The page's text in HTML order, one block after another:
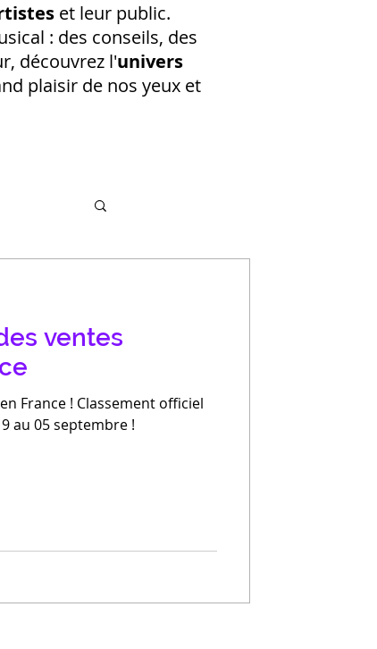
et leur public.
: des conseils, des
découvrez l'univers
plaisir de nos yeux et
ventes
France ! Classement officiel
au 05 septembre !